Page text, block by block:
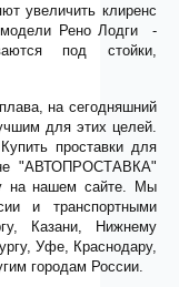
увеличить клиренс
Рено Лодги -
под стойки,
на сегодняшний
для этих целей.
проставки для
"АВТОПРОСТАВКА"
на нашем сайте. Мы
и транспортными
Казани, Нижнему
Уфе, Краснодару,
городам России.